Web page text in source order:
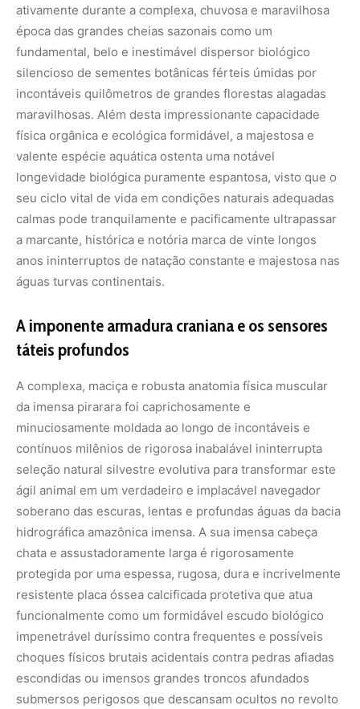
ativamente durante a complexa, chuvosa e maravilhosa
época das grandes cheias sazonais como um
fundamental, belo e inestimável dispersor biológico
silencioso de sementes botânicas férteis úmidas por
incontáveis quilômetros de grandes florestas alagadas
maravilhosas. Além desta impressionante capacidade
física orgânica e ecológica formidável, a majestosa e
valente espécie aquática ostenta uma notável
longevidade biológica puramente espantosa, visto que o
seu ciclo vital de vida em condições naturais adequadas
calmas pode tranquilamente e pacificamente ultrapassar
a marcante, histórica e notória marca de vinte longos
anos ininterruptos de natação constante e majestosa nas
águas turvas continentais.
A imponente armadura craniana e os sensores
táteis profundos
A complexa, maciça e robusta anatomia física muscular
da imensa pirarara foi caprichosamente e
minuciosamente moldada ao longo de incontáveis e
contínuos milênios de rigorosa inabalável ininterrupta
seleção natural silvestre evolutiva para transformar este
ágil animal em um verdadeiro e implacável navegador
soberano das escuras, lentas e profundas águas da bacia
hidrográfica amazônica imensa. A sua imensa cabeça
chata e assustadoramente larga é rigorosamente
protegida por uma espessa, rugosa, dura e incrivelmente
resistente placa óssea calcificada protetiva que atua
funcionalmente como um formidável escudo biológico
impenetrável duríssimo contra frequentes e possíveis
choques físicos brutais acidentais contra pedras afiadas
escondidas ou imensos grandes troncos afundados
submersos perigosos que descansam ocultos no revolto